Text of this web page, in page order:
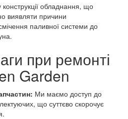
обладнання, що
виявляти причини
паливної системи до
при ремонті
Garden
Ми маємо доступ до
що суттєво скорочує